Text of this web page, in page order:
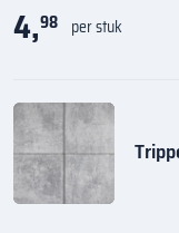
4,98 per stuk